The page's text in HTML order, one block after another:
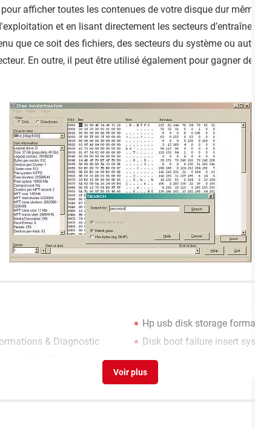
afficher toutes les contenues de votre disque dur
et en lisant directement les secteurs
que ce soit des fichiers, des secteurs du système ou
En outre, il peut être utilisé également pour gagner de
Hp usb disk storage
& Diagnostic Disk boot failure insert